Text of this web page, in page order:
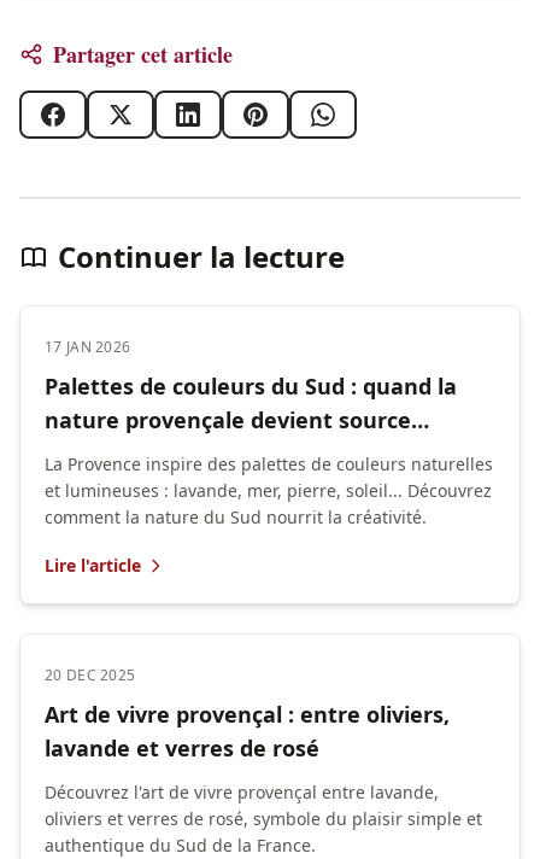
Partager cet article
Continuer la lecture
17 JAN 2026
Palettes de couleurs du Sud : quand la
nature provençale devient source
d'inspiration
La Provence inspire des palettes de couleurs naturelles
et lumineuses : lavande, mer, pierre, soleil... Découvrez
comment la nature du Sud nourrit la créativité.
Lire l'article
20 DEC 2025
Art de vivre provençal : entre oliviers,
lavande et verres de rosé
Découvrez l'art de vivre provençal entre lavande,
oliviers et verres de rosé, symbole du plaisir simple et
authentique du Sud de la France.